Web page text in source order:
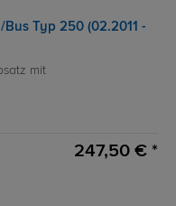
Typ 250 (02.2011 -
mit
247,50 € *